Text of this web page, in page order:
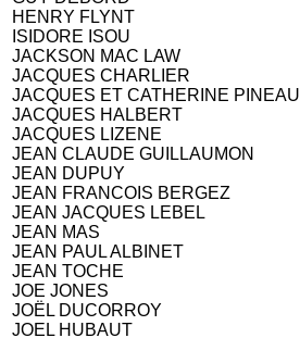
HENRY FLYNT
ISIDORE ISOU
JACKSON MAC LAW
JACQUES CHARLIER
JACQUES ET CATHERINE PINEAU
JACQUES HALBERT
JACQUES LIZENE
JEAN CLAUDE GUILLAUMON
JEAN DUPUY
JEAN FRANCOIS BERGEZ
JEAN JACQUES LEBEL
JEAN MAS
JEAN PAUL ALBINET
JEAN TOCHE
JOE JONES
JOËL DUCORROY
JOEL HUBAUT